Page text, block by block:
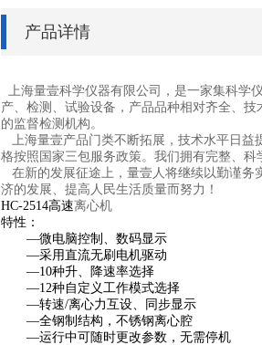
产品详情
上海量壹科学仪器有限公司，是一家集科学
产、检测、试验设备，产品品种相对齐全、
的监督检测机构。
上海量壹产品门类不断拓展，技术水平日益
格按照国家三包服务政策。我们拥有完整、科
在新的发展征途上，量壹人将继续以勤谨务
济的发展、提高人民生活质量而努力！
HC-2514高速离心机
特性：
—微电脑控制、数码显示
—采用直流无刷电机驱动
—10种升、降速率选择
—12种自定义工作模式选择
—转速/离心力互设、同步显示
—全钢制结构，不锈钢离心腔
—运行中可随时更改参数，无需停机